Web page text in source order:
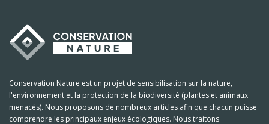
Conservation Nature est un projet de sensibilisation sur la nature,
l'environnement et la protection de la biodiversité (plantes et animaux
menacés). Nous proposons de nombreux articles afin que chacun puisse
comprendre les principaux enjeux écologiques. Nous traitons